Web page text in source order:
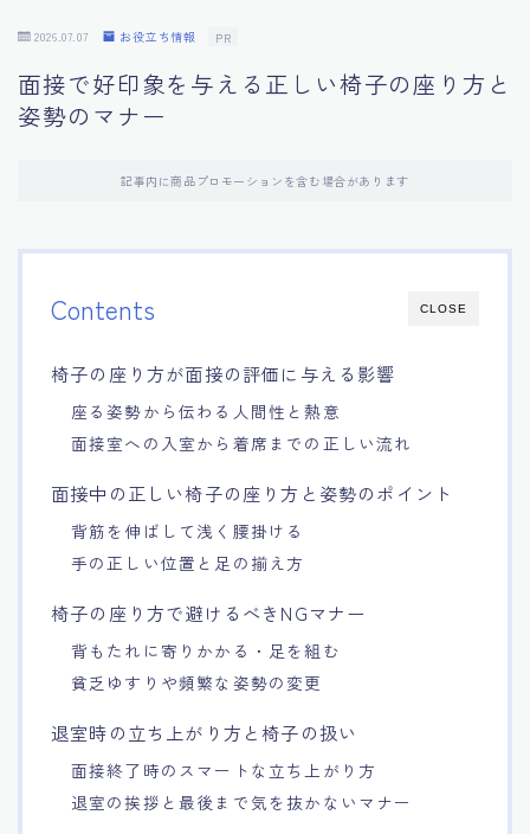
10.フィードバックを活用する方法
11.オンライン面接の成功への鍵
14.キャリアアップのための面接戦略
15.職場適応力をアピールする方法
16.エージェントと良好な関係を築く方法
17.面接でブランクを効果的に伝える方法
18.転職後の職場に適応するためのヒント
2026.07.07 お役立ち情報 PR
面接で好印象を与える正しい椅子の座り方と
姿勢のマナー
記事内に商品プロモーションを含む場合があります
CLOSE
Contents
椅子の座り方が面接の評価に与える影響
座る姿勢から伝わる人間性と熱意
面接室への入室から着席までの正しい流れ
面接中の正しい椅子の座り方と姿勢のポイント
背筋を伸ばして浅く腰掛ける
手の正しい位置と足の揃え方
椅子の座り方で避けるべきNGマナー
背もたれに寄りかかる・足を組む
貧乏ゆすりや頻繁な姿勢の変更
退室時の立ち上がり方と椅子の扱い
面接終了時のスマートな立ち上がり方
退室の挨拶と最後まで気を抜かないマナー